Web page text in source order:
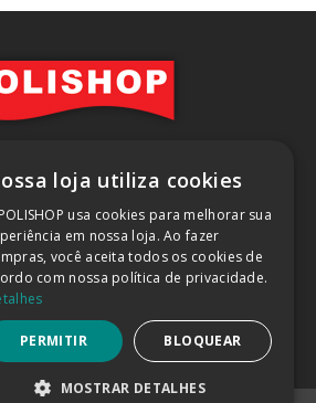
LTDA, inscrita no CNPJ/MF sob o nº
com sede na Rua Kanebo, nº 175,
Jundiaí/SP, CEP: 13213-090
100% SEGURA (SAIBA MAIS)
BAIXE NOSSO APP
loja utiliza cookies
usa cookies para melhorar sua
em nossa loja. Ao fazer
você aceita todos os cookies de
com nossa política de privacidade.
PERMITIR BLOQUEAR
MOSTRAR DETALHES